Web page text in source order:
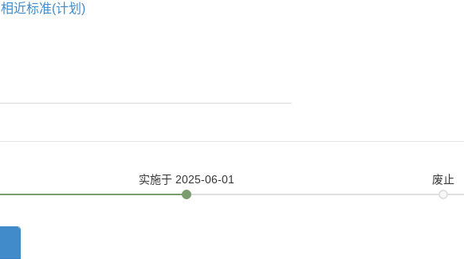
相近标准(计划)
实施于 2025-06-01 废止